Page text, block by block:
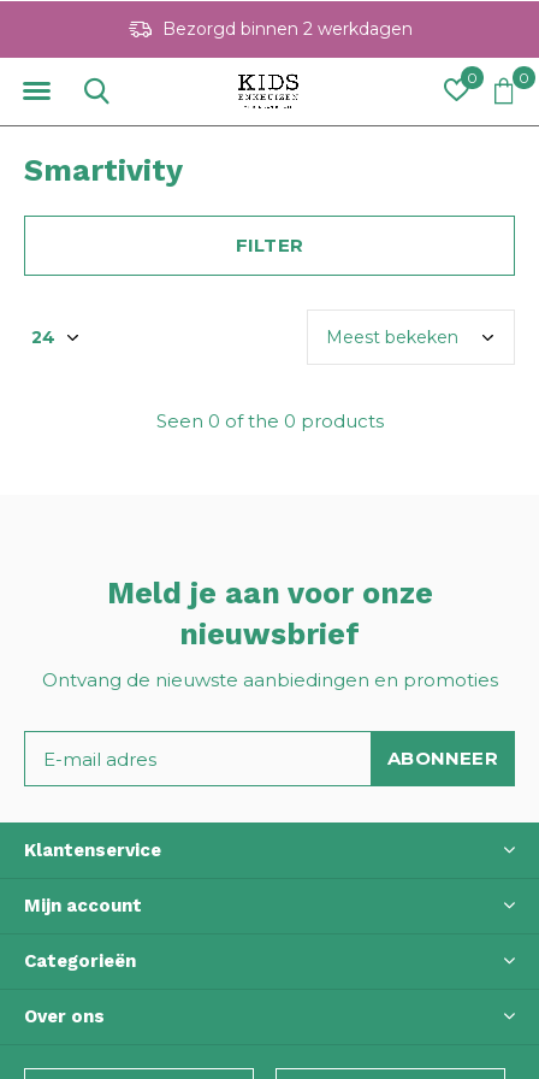
0 0
Bezorgd binnen 2 werkdagen
Smartivity
FILTER
Seen 0 of the 0 products
Meld je aan voor onze
nieuwsbrief
Ontvang de nieuwste aanbiedingen en promoties
ABONNEER
Klantenservice
Mijn account
Categorieën
Over ons